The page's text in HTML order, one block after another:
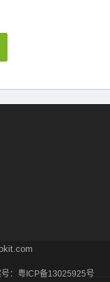
： 粤ICP备13025925号